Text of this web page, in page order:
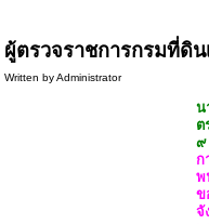
ผู้ตรวจราชการกรมที่ดิ
Written by Administrator
น
ต
๙
ก
พ
ข
จั